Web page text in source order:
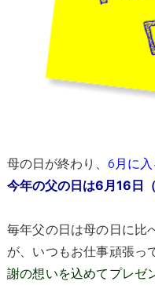
母の日が終わり、 6月に
今年の父の日は6月16日（
毎年父の日は母の日に比
が、いつもお仕事頑張っ
謝の想いを込めてプレゼ